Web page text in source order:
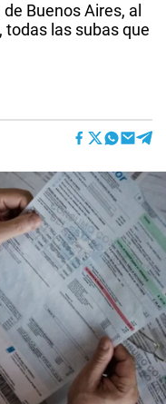
Buenos Aires, al
todas las subas que